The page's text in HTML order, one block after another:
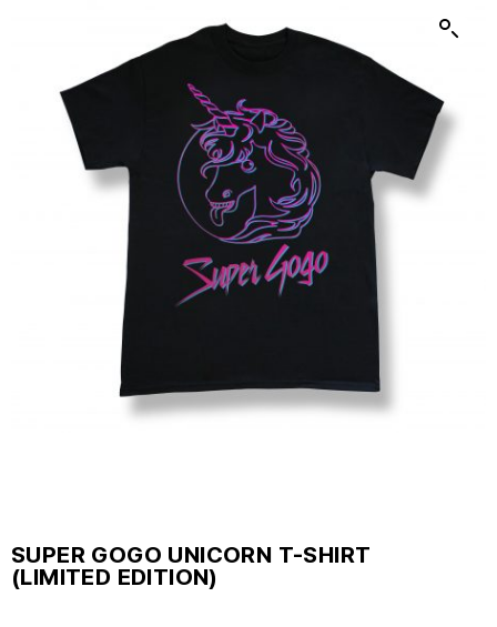
SUPER GOGO UNICORN T-SHIRT
(LIMITED EDITION)